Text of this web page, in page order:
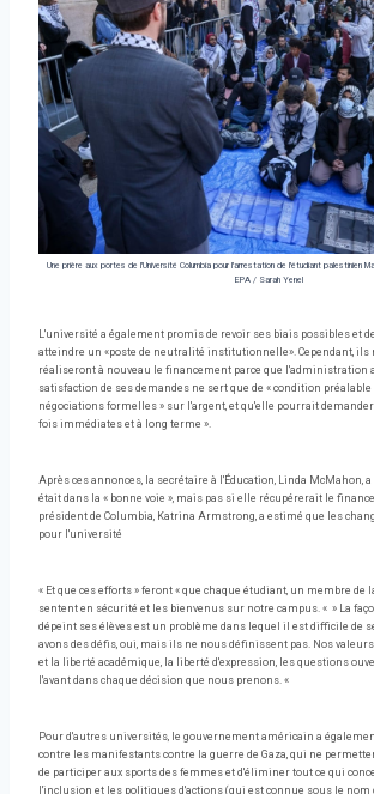
Une prière aux portes de l'Université Columbia pour l'arrestation de l'étudiant palestinien
EPA / Sarah Yenel
L'université a également promis de revoir ses biais possibles et
atteindre un «poste de neutralité institutionnelle». Cependant, ils
réaliseront à nouveau le financement parce que l'administration
satisfaction de ses demandes ne sert que de « condition
négociations formelles » sur l'argent, et qu'elle pourrait
fois immédiates et à long terme ».
Après ces annonces, la secrétaire à l'Éducation, Linda McMahon,
était dans la « bonne voie », mais pas si elle récupérerait le
président de Columbia, Katrina Armstrong, a estimé que les
pour l'université
« Et que ces efforts » feront « que chaque étudiant, un membre de
sentent en sécurité et les bienvenus sur notre campus. « » La
dépeint ses élèves est un problème dans lequel il est difficile de
avons des défis, oui, mais ils ne nous définissent pas. Nos
et la liberté académique, la liberté d'expression, les questions
l'avant dans chaque décision que nous prenons. «
Pour d'autres universités, le gouvernement américain a
contre les manifestants contre la guerre de Gaza, qui ne
de participer aux sports des femmes et d'éliminer tout ce qui
l'inclusion et les politiques d'actions (qui est connue sous le nom